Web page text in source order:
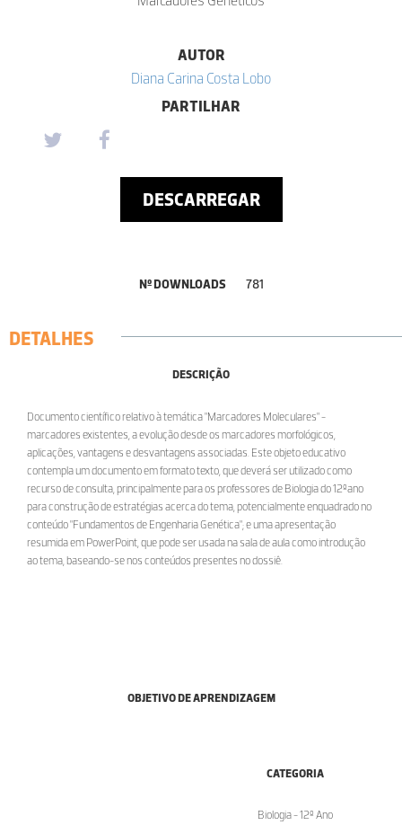
AUTOR
Diana Carina Costa Lobo
PARTILHAR
DESCARREGAR
Nº DOWNLOADS 781
DETALHES
DESCRIÇÃO
Documento científico relativo à temática "Marcadores Moleculares" -
marcadores existentes, a evolução desde os marcadores morfológicos,
aplicações, vantagens e desvantagens associadas. Este objeto educativo
contempla um documento em formato texto, que deverá ser utilizado como
recurso de consulta, principalmente para os professores de Biologia do 12ºano
para construção de estratégias acerca do tema, potencialmente enquadrado no
conteúdo "Fundamentos de Engenharia Genética"; e uma apresentação
resumida em PowerPoint, que pode ser usada na sala de aula como introdução
ao tema, baseando-se nos conteúdos presentes no dossiê.
OBJETIVO DE APRENDIZAGEM
CATEGORIA
Biologia - 12º Ano